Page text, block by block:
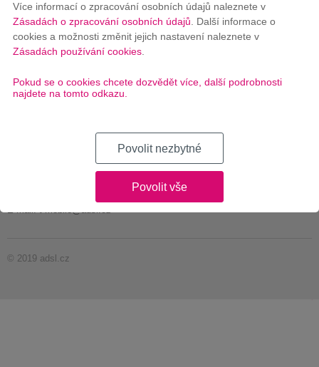
Pro zákazníky
Měření rychlosti internetu
Lokátor připojení
O společnosti
E-mail:t-mobile@adsl.cz
© 2019 adsl.cz
Více informací o zpracování osobních údajů naleznete v
Zásadách o zpracování osobních údajů . Další informace o
cookies a možnosti změnit jejich nastavení naleznete v
Zásadách používání cookies.
Pokud se o cookies chcete dozvědět více, další podrobnosti
najdete na tomto odkazu.
Povolit nezbytné
Povolit vše